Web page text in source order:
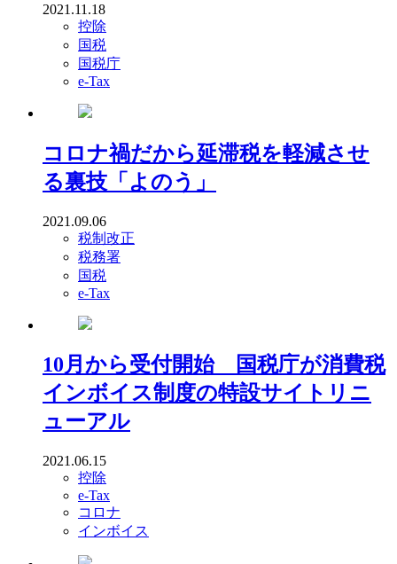
2021.11.18
控除
国税
国税庁
e-Tax
コロナ禍だから延滞税を軽減させ
る裏技「よのう」
2021.09.06
税制改正
税務署
国税
e-Tax
10月から受付開始 国税庁が消費税
インボイス制度の特設サイトリニ
ューアル
2021.06.15
控除
e-Tax
コロナ
インボイス